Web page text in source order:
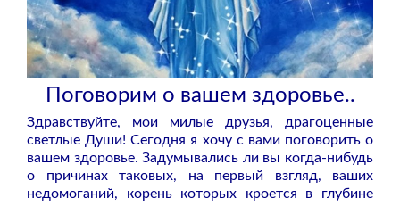
Поговорим о вашем здоровье..
Здравствуйте, мои милые друзья, драгоценные
светлые Души! Сегодня я хочу с вами поговорить о
вашем здоровье. Задумывались ли вы когда-нибудь
о причинах таковых, на первый взгляд, ваших
недомоганий, корень которых кроется в глубине